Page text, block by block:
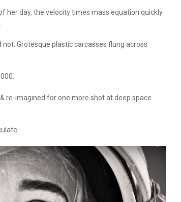
her day, the velocity times mass equation quickly
Grotesque plastic carcasses flung across
re-imagined for one more shot at deep space